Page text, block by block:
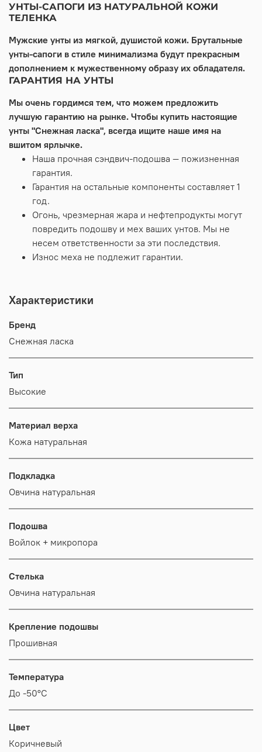
УНТЫ-САПОГИ ИЗ НАТУРАЛЬНОЙ КОЖИ
ТЕЛЕНКА
Мужские унты из мягкой, душистой кожи. Брутальные
унты-сапоги в стиле минимализма будут прекрасным
дополнением к мужественному образу их обладателя.
ГАРАНТИЯ НА УНТЫ
Мы очень гордимся тем, что можем предложить
лучшую гарантию на рынке. Чтобы купить настоящие
унты "Снежная ласка", всегда ищите наше имя на
вшитом ярлычке.
Наша прочная сэндвич-подошва — пожизненная
гарантия.
Гарантия на остальные компоненты составляет 1
год.
Огонь, чрезмерная жара и нефтепродукты могут
повредить подошву и мех ваших унтов. Мы не
несем ответственности за эти последствия.
Износ меха не подлежит гарантии.
Характеристики
Бренд
Снежная ласка
Тип
Высокие
Материал верха
Кожа натуральная
Подкладка
Овчина натуральная
Подошва
Войлок + микропора
Стелька
Овчина натуральная
Крепление подошвы
Прошивная
Температура
До -50°C
Цвет
Коричневый